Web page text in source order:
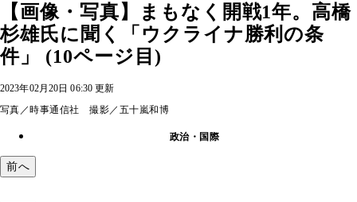
【画像・写真】まもなく開戦1年。高橋
杉雄氏に聞く「ウクライナ勝利の条
件」 (10ページ目)
2023年02月20日 06:30 更新
写真／時事通信社 撮影／五十嵐和博
政治・国際
前へ